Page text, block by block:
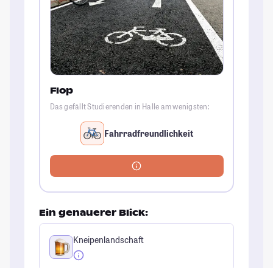
Flop
Das gefällt Studierenden in Halle am wenigsten:
Fahrradfreundlichkeit
Ein genauerer Blick:
Kneipenlandschaft